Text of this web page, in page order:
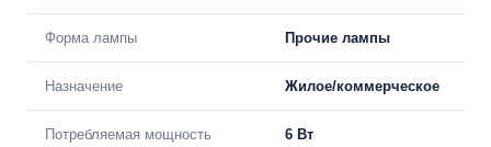
Форма лампы Прочие лампы
Назначение Жилое/коммерческое
Потребляемая мощность 6 Вт